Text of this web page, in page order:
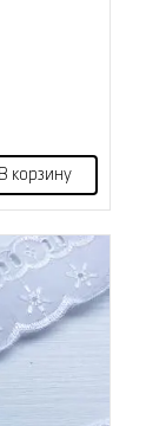
В корзину